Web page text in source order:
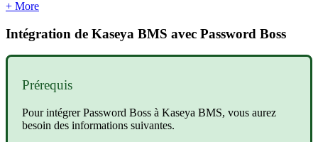
+ More
Intégration de Kaseya BMS avec Password Boss
Prérequis
Pour intégrer Password Boss à Kaseya BMS, vous aurez
besoin des informations suivantes.